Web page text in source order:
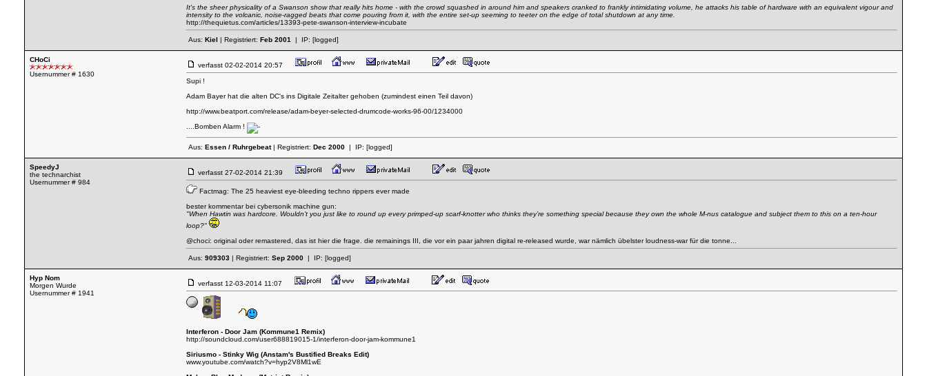
It's the sheer physicality of a Swanson show that really hits home - with the crowd squashed in around him and speakers cranked to frankly intimidating volume, he attacks his table of hardware with an equivalent vigour and
intensity to the volcanic, noise-ragged beats that come pouring from it, with the entire set-up seeming to teeter on the edge of total shutdown at any time.
http://thequietus.com/articles/13393-pete-swanson-interview-incubate
Aus: Kiel | Registriert: Feb 2001 | IP: [logged]
CHoCi
Usernummer # 1630
verfasst 02-02-2014 20:57
Supi !
Adam Bayer hat die alten DC's ins Digitale Zeitalter gehoben (zumindest einen Teil davon)
http://www.beatport.com/release/adam-beyer-selected-drumcode-works-96-00/1234000
....Bomben Alarm !
Aus: Essen / Ruhrgebeat| Registriert: Dec 2000 | IP: [logged]
SpeedyJ
the technarchist
Usernummer # 984
verfasst 27-02-2014 21:39
Factmag: The 25 heaviest eye-bleeding techno rippers ever made
bester kommentar bei cybersonik machine gun:
"When Hawtin was hardcore. Wouldn’t you just like to round up every primped-up scarf-knotter who thinks they’re something special because they own the whole M-nus catalogue and subject them to this on a ten-hour
loop?"
@choci: original oder remastered, das ist hier die frage. die remainings III, die vor ein paar jahren digital re-released wurde, war nämlich übelster loudness-war für die tonne...
Aus: 909303 | Registriert: Sep 2000 | IP: [logged]
Hyp Nom
Morgen Wurde
Usernummer # 1941
verfasst 12-03-2014 11:07
Interferon - Door Jam (Kommune1 Remix)
http://soundcloud.com/user688819015-1/interferon-door-jam-kommune1
Siriusmo - Stinky Wig (Anstam's Bustified Breaks Edit)
www.youtube.com/watch?v=hyp2V8Ml1wE